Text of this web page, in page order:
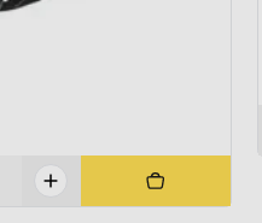
cm, gwint: E27
nierdzewna, szkło
wewnętrznych